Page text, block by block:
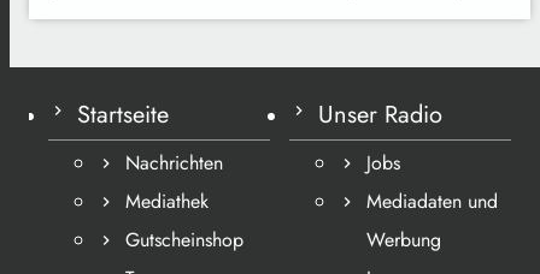
Startseite
Nachrichten
Mediathek
Gutscheinshop
Unser Radio
Jobs
Mediadaten und
Werbung